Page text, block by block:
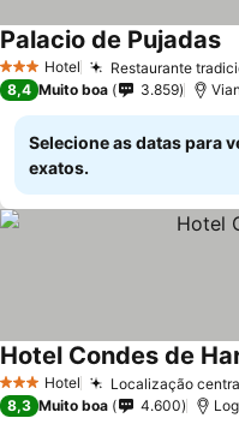
3 EstrelasHotel Restaurante
Palacio de Pujadas
8,4 Muito boa 3.859
Selecione as datas para
exatos.
3 EstrelasHotel Localização
Hotel Condes de
8,3 Muito boa 4.600